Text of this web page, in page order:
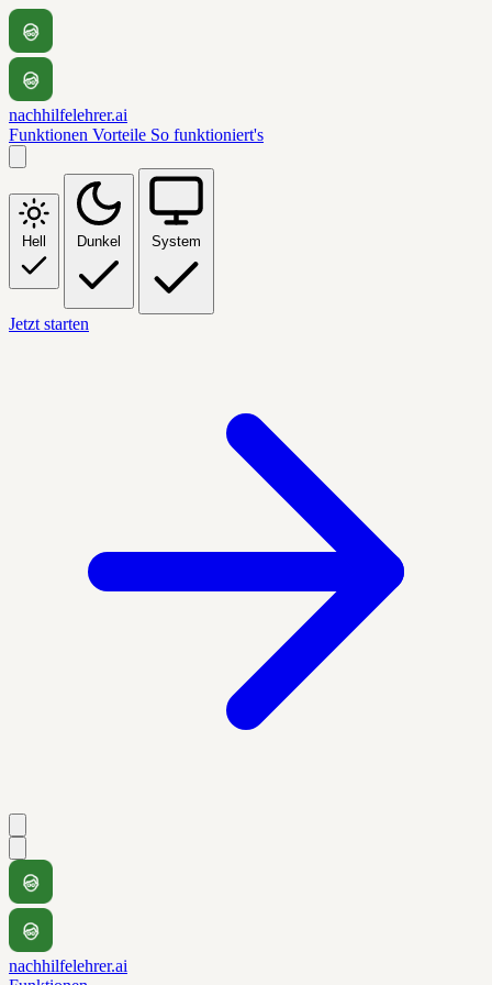
nachhilfelehrer.ai
Funktionen Vorteile So funktioniert's
Hell Dunkel System
Jetzt starten
nachhilfelehrer.ai